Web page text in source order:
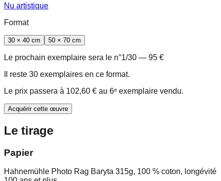
Nu artistique
Format
30 × 40 cm 50 × 70 cm
Le prochain exemplaire sera le n°1/30 — 95 €
Il reste 30 exemplaires en ce format.
Le prix passera à 102,60 € au 6ᵉ exemplaire vendu.
Acquérir cette œuvre
Le tirage
Papier
Hahnemühle Photo Rag Baryta 315g, 100 % coton, longévité